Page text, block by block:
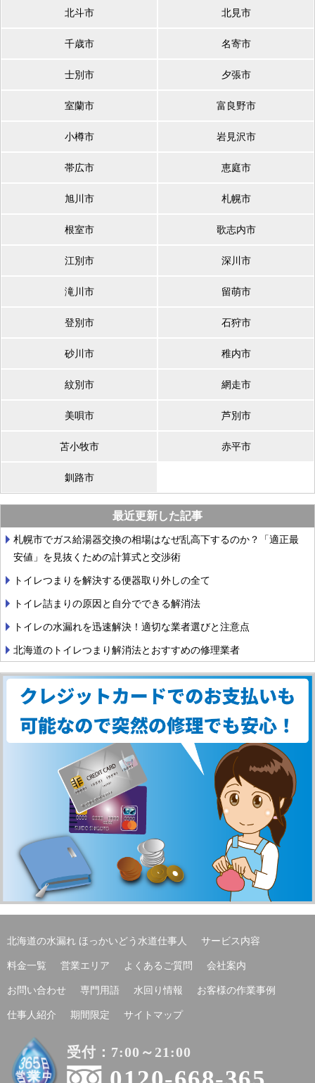
北斗市 北見市
千歳市 名寄市
士別市 夕張市
室蘭市 富良野市
小樽市 岩見沢市
帯広市 恵庭市
旭川市 札幌市
根室市 歌志内市
江別市 深川市
滝川市 留萌市
登別市 石狩市
砂川市 稚内市
紋別市 網走市
美唄市 芦別市
苫小牧市 赤平市
釧路市
最近更新した記事
札幌市でガス給湯器交換の相場はなぜ乱高下するのか？「適正最
安値」を見抜くための計算式と交渉術
トイレつまりを解決する便器取り外しの全て
トイレ詰まりの原因と自分でできる解消法
トイレの水漏れを迅速解決！適切な業者選びと注意点
北海道のトイレつまり解消法とおすすめの修理業者
北海道の水漏れ ほっかいどう水道仕事人 サービス内容
料金一覧 営業エリア よくあるご質問 会社案内
お問い合わせ 専門用語 水回り情報 お客様の作業事例
仕事人紹介 期間限定 サイトマップ
受付：7:00～21:00